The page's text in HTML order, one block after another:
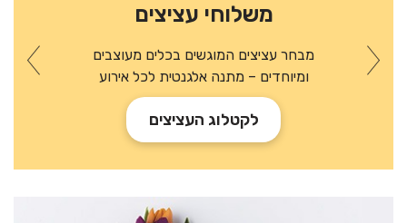
משלוחי עציצים
מבחר עציצים המוגשים בכלים מעוצבים
ומיוחדים – מתנה אלגנטית לכל אירוע
לקטלוג העציצים